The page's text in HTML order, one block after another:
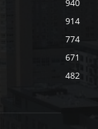
940
914
774
671
482